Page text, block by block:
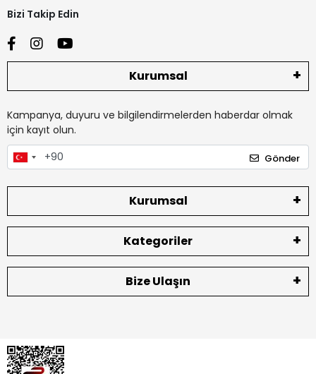
Bizi Takip Edin
Kurumsal
Kampanya, duyuru ve bilgilendirmelerden haberdar olmak
için kayıt olun.
Gönder
Kurumsal
Kategoriler
Bize Ulaşın